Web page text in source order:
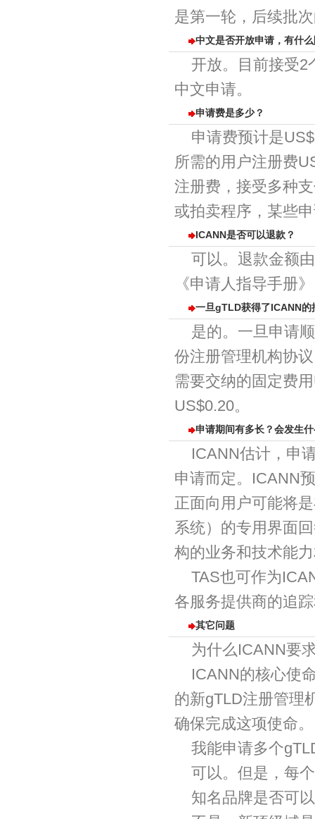
是第一轮，后续批
中文是否开放申请，有什
开放。目前接受2
中文申请。
申请费是多少？
申请费预计是
所需的用户注册费
注册费，接受多种
或拍卖程序，某些
ICANN是否可以退款？
可以。退款金额
《申请人指导手册
一旦gTLD获得了ICANN的
是的。一旦申请
份注册管理机构协
需要交纳的固定费
US$0.20。
申请期间有多长？会发生
ICANN估计，申
申请而定。ICANN
正面向用户可能将
系统）的专用界面
构的业务和技术能
TAS也可作为
各服务提供商的追
其它问题
为什么ICANN要
ICANN的核心使
的新gTLD注册管理
确保完成这项使命。
我能申请多个
可以。但是，每
知名品牌是否可